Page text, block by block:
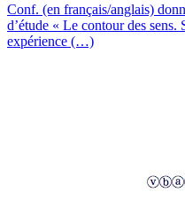
Conf. (en français/anglais)
d’étude « Le contour des sens.
expérience (…)